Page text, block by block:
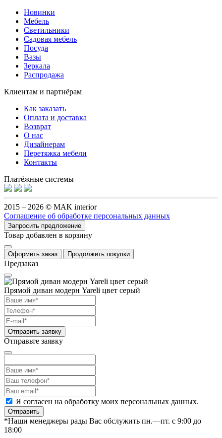
Новинки
Мебель
Светильники
Садовая мебель
Посуда
Вазы
Зеркала
Распродажа
Клиентам и партнёрам
Как заказать
Оплата и доставка
Возврат
О нас
Дизайнерам
Перетяжка мебели
Контакты
Платёжные системы
2015 – 2026 © MAK interior
Соглашение об обработке персональных данных
Запросить предложение
Товар добавлен в корзину
Оформить заказ Продолжить покупки
Предзаказ
Прямой диван модерн Yareli цвет серый
Отправить заявку
Отправьте заявку
Я согласен на обработку моих персональных данных.
Отправить
*Наши менеджеры рады Вас обслужить пн.—пт. с 9:00 до
18:00